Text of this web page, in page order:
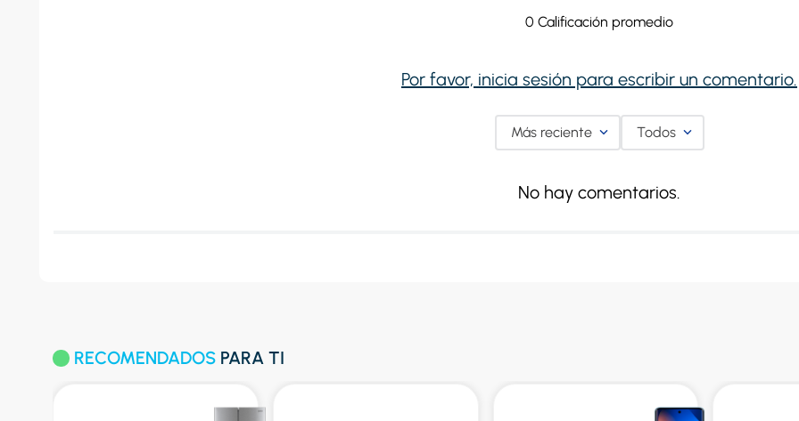
0 Calificación promedio
Por favor, inicia sesión para escribir un comentario.
Más reciente Todos
No hay comentarios.
RECOMENDADOS PARA TI